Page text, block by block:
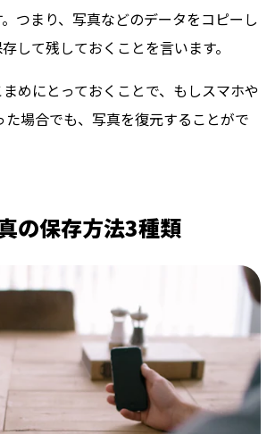
つまり、 写真などのデータをコピーし
して残しておくことを言います。
めにとっておくことで、もしスマホや
た場合でも、写真を復元することがで
の保存方法3種類